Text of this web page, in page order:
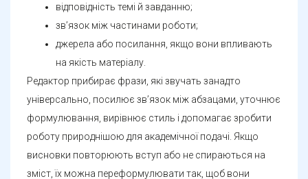
відповідність темі й завданню;
зв’язок між частинами роботи;
джерела або посилання, якщо вони впливають
на якість матеріалу.
Редактор прибирає фрази, які звучать занадто
універсально, посилює зв’язок між абзацами, уточнює
формулювання, вирівнює стиль і допомагає зробити
роботу природнішою для академічної подачі. Якщо
висновки повторюють вступ або не спираються на
зміст, їх можна переформулювати так, щоб вони